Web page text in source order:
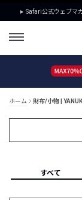
Safari公式ウェブマ
ホーム 財布/小物 |
すべて